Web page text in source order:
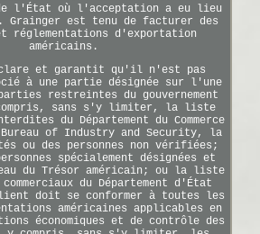
l'État où l'acceptation a eu lieu
Grainger est tenu de facturer des
réglementations d'exportation
américains.
et garantit qu'il n'est pas
à une partie désignée sur l'une
restreintes du gouvernement
sans s'y limiter, la liste
du Département du Commerce
of Industry and Security, la
ou des personnes non vérifiées;
spécialement désignées et
du Trésor américain; ou la liste
du Département d'État
doit se conformer à toutes les
américaines applicables en
économiques et de contrôle des